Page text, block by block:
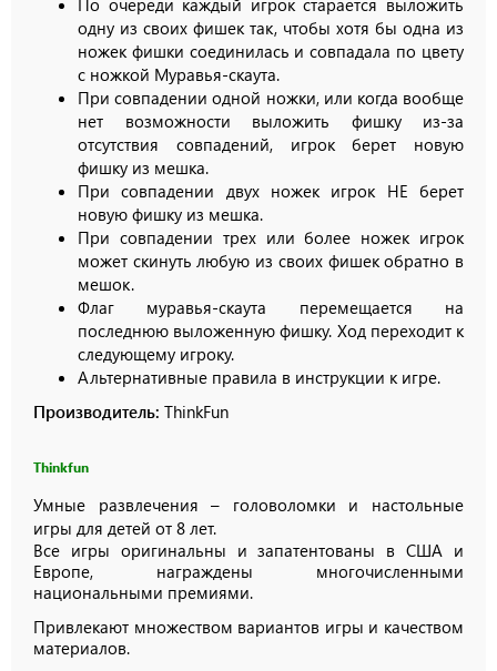
По очереди каждый игрок старается выложить
одну из своих фишек так, чтобы хотя бы одна из
ножек фишки соединилась и совпадала по цвету
с ножкой Муравья-скаута.
При совпадении одной ножки, или когда вообще
нет возможности выложить фишку из-за
отсутствия совпадений, игрок берет новую
фишку из мешка.
При совпадении двух ножек игрок НЕ берет
новую фишку из мешка.
При совпадении трех или более ножек игрок
может скинуть любую из своих фишек обратно в
мешок.
Флаг муравья-скаута перемещается на
последнюю выложенную фишку. Ход переходит к
следующему игроку.
Альтернативные правила в инструкции к игре.
Производитель: ThinkFun
Thinkfun
Умные развлечения – головоломки и настольные
игры для детей от 8 лет.
Все игры оригинальны и запатентованы в США и
Европе, награждены многочисленными
национальными премиями.
Привлекают множеством вариантов игры и качеством
материалов.